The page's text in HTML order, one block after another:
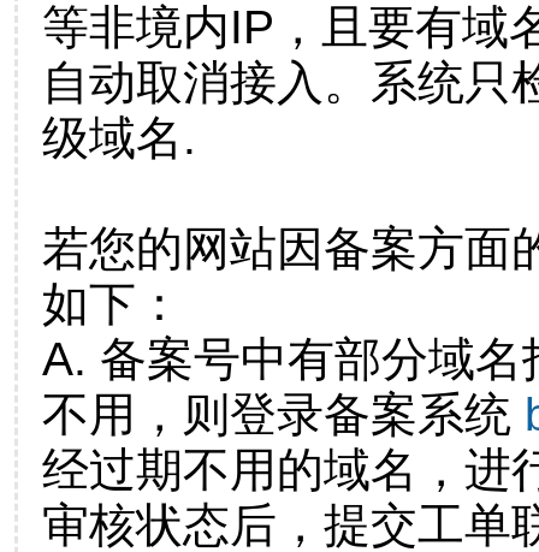
等非境内IP，且要有域
自动取消接入。系统只
级域名.
若您的网站因备案方面
如下：
A. 备案号中有部分域
不用，则登录备案系统
经过期不用的域名，进
审核状态后，提交工单